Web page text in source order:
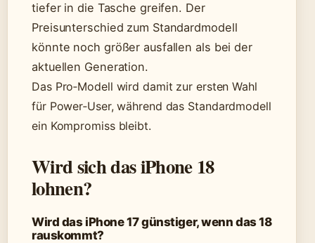
tiefer in die Tasche greifen. Der
Preisunterschied zum Standardmodell
könnte noch größer ausfallen als bei der
aktuellen Generation.
Das Pro‑Modell wird damit zur ersten Wahl
für Power‑User, während das Standardmodell
ein Kompromiss bleibt.
Wird sich das iPhone 18
lohnen?
Wird das iPhone 17 günstiger, wenn das 18
rauskommt?